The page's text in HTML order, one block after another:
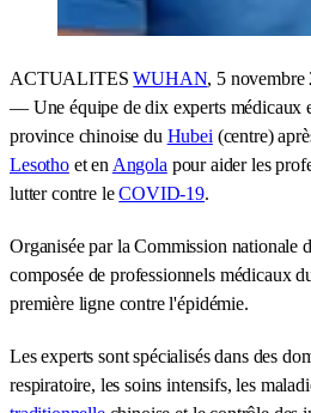
ACTUALITESWUHAN, 5
— Une équipe de dix experts médicaux
province chinoise du Hubei (centre)
Lesothoet en Angola pour aider les
lutter contre leCOVID-19.
Organisée par la Commission nationale
composée de professionnels médicaux
première ligne contre l'épidémie.
Les experts sont spécialisés dans des
respiratoire, les soins intensifs, les